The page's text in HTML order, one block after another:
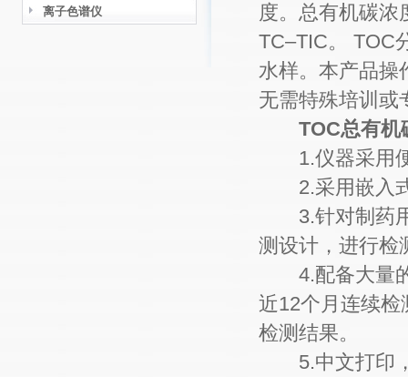
离子色谱仪
度。总有机碳浓
TC–TIC。 TOC
水样。本产品操
无需特殊培训或
TOC总有机
1.仪器采用便
2.采用嵌入式
3.针对制药用
测设计，进行检
4.配备大量的
近12个月连续
检测结果。
5.中文打印，